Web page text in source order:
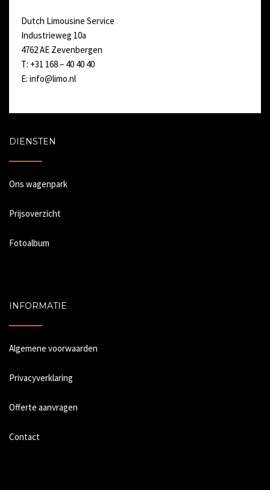
Dutch Limousine Service
Industrieweg 10a
4762 AE Zevenbergen
T: +31 168 – 40 40 40
E: info@limo.nl
DIENSTEN
Ons wagenpark
Prijsoverzicht
Fotoalbum
INFORMATIE
Algemene voorwaarden
Privacyverklaring
Offerte aanvragen
Contact